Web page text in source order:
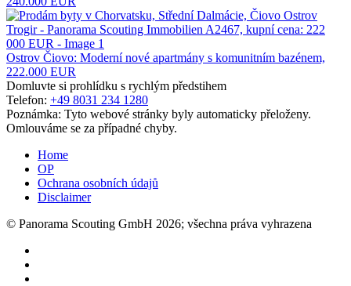
Ostrov Čiovo: Moderní nové apartmány s komunitním bazénem,
222.000 EUR
Domluvte si prohlídku s rychlým předstihem
Telefon: +49 8031 234 1280
Poznámka: Tyto webové stránky byly automaticky přeloženy.
Omlouváme se za případné chyby.
Home
OP
Ochrana osobních údajů
Disclaimer
© Panorama Scouting GmbH 2026; všechna práva vyhrazena